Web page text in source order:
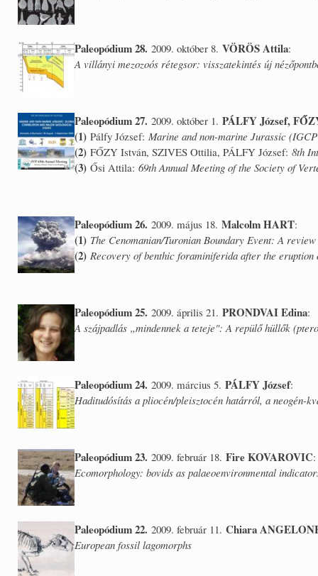
Paleopódium 28. 2009. október 8. VÖRÖS Attila:
A villányi mezozoós rétegsor: visszatekintés új
Paleopódium 27. 2009. október 1. PÁLFY József,
(1) Pálfy József: Marine and non-marine Jurassic
(2) FŐZY István, SZIVES Ottilia, PÁLFY József: 8th
(3) Ősi Attila: 69th Annual Meeting of the Society of
Paleopódium 26. 2009. május 18. Malcolm HART:
(1) The Cenomanian/Turonian Boundary Event: A
(2) Recovery of benthic foraminiferida after the
Paleopódium 25. 2009. április 21. PRONDVAI Edina:
A szájpadlás „mindennek a teteje": A repülő hüllők
Paleopódium 24. 2009. március 5. PÁLFY József:
Haditudósítás a pliocén/pleisztocén határról, a neogén-
Paleopódium 23. 2009. február 18. Fire KOVAROVIC:
Ecomorphology: bovids as palaeoenvironmental
Paleopódium 22. 2009. február 11. Chiara
European fossil lagomorphs